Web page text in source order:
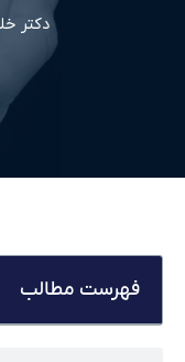
دکتر
فهرست مطالب